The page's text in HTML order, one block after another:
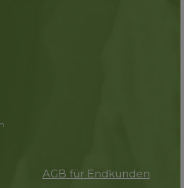
AGB für Endkunden